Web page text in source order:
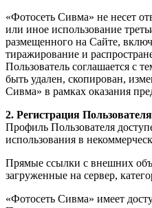
«Фотосеть Сивма» не несет
или иное использование
размещенного на Сайте,
тиражирование и
Пользователь соглашается с
быть удален, скопирован,
Сивма» в рамках оказания
2. Регистрация
Профиль Пользователя
использования в
Прямые ссылки с внешних
загруженные на сервер,
«Фотосеть Сивма» имеет